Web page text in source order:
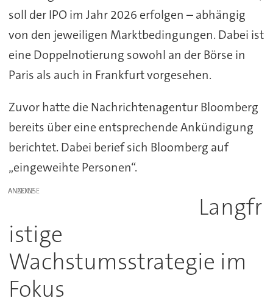
soll der IPO im Jahr 2026 erfolgen – abhängig
von den jeweiligen Marktbedingungen. Dabei ist
eine Doppelnotierung sowohl an der Börse in
Paris als auch in Frankfurt vorgesehen.
Zuvor hatte die Nachrichtenagentur Bloomberg
bereits über eine entsprechende Ankündigung
berichtet. Dabei berief sich Bloomberg auf
„eingeweihte Personen“.
ANZEIGE
Langfr
istige
Wachstumsstrategie im
Fokus